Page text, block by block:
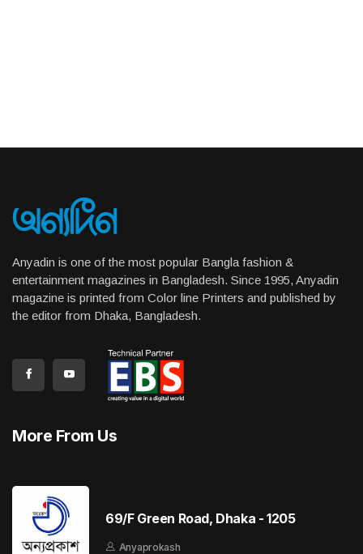
Anyadin is one of the most popular Bangla fashion &
entertainment magazines in Bangladesh. Since 1995, Anyadin
magazine is printed from Color line Printers and published by
the editor from Dhaka, Bangladesh.
More From Us
69/F Green Road, Dhaka - 1205
Anyaprokash